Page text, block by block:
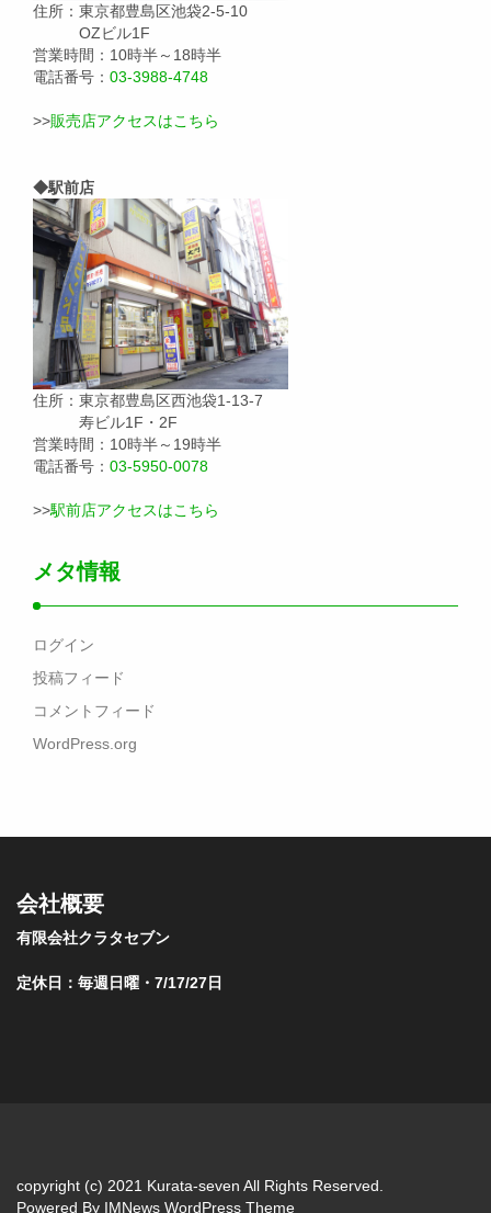
住所：東京都豊島区池袋2-5-10
OZビル1F
営業時間：10時半～18時半
電話番号： 03-3988-4748
>>販売店アクセスはこちら
◆駅前店
住所：東京都豊島区西池袋1-13-7
寿ビル1F・2F
営業時間：10時半～19時半
電話番号： 03-5950-0078
>>駅前店アクセスはこちら
メタ情報
ログイン
投稿フィード
コメントフィード
WordPress.org
会社概要
有限会社クラタセブン
定休日：毎週日曜・7/17/27日
copyright (c) 2021 Kurata-seven All Rights Reserved.
Powered By IMNews WordPress Theme